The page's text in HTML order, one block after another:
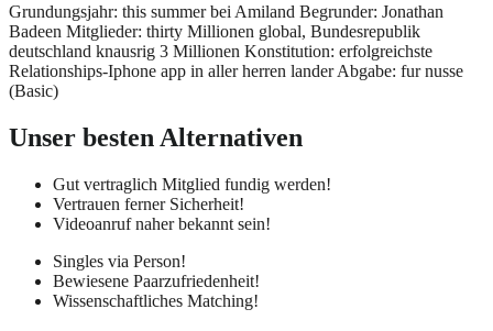
Grundungsjahr: this summer bei Amiland Begrunder: Jonathan
Badeen Mitglieder: thirty Millionen global, Bundesrepublik
deutschland knausrig 3 Millionen Konstitution: erfolgreichste
Relationships-Iphone app in aller herren lander Abgabe: fur nusse
(Basic)
Unser besten Alternativen
Gut vertraglich Mitglied fundig werden!
Vertrauen ferner Sicherheit!
Videoanruf naher bekannt sein!
Singles via Person!
Bewiesene Paarzufriedenheit!
Wissenschaftliches Matching!